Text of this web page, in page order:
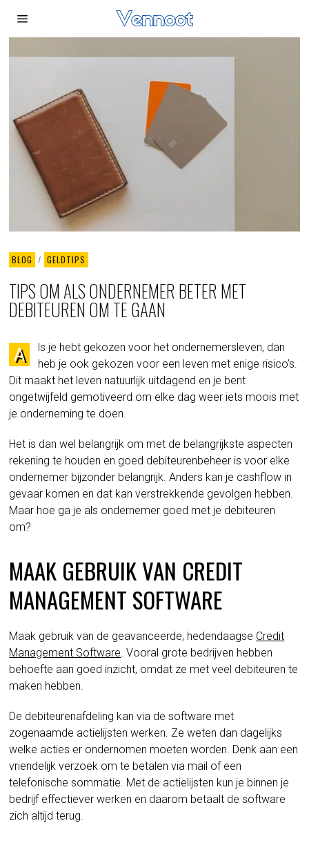
BLOG / GELDTIPS
TIPS OM ALS ONDERNEMER BETER MET
DEBITEUREN OM TE GAAN
A
ls je hebt gekozen voor het ondernemersleven, dan
heb je ook gekozen voor een leven met enige risico’s.
Dit maakt het leven natuurlijk uitdagend en je bent
ongetwijfeld gemotiveerd om elke dag weer iets moois met
je onderneming te doen.
Het is dan wel belangrijk om met de belangrijkste aspecten
rekening te houden en goed debiteurenbeheer is voor elke
ondernemer bijzonder belangrijk. Anders kan je cashflow in
gevaar komen en dat kan verstrekkende gevolgen hebben.
Maar hoe ga je als ondernemer goed met je debiteuren
om?
MAAK GEBRUIK VAN CREDIT
MANAGEMENT SOFTWARE
Maak gebruik van de geavanceerde, hedendaagse Credit
Management Software . Vooral grote bedrijven hebben
behoefte aan goed inzicht, omdat ze met veel debiteuren te
maken hebben.
De debiteurenafdeling kan via de software met
zogenaamde actielijsten werken. Ze weten dan dagelijks
welke acties er ondernomen moeten worden. Denk aan een
vriendelijk verzoek om te betalen via mail of een
telefonische sommatie. Met de actielijsten kun je binnen je
bedrijf effectiever werken en daarom betaalt de software
zich altijd terug.